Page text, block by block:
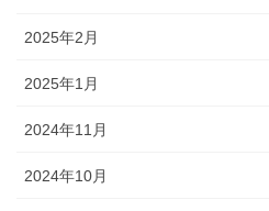
2025年2月
2025年1月
2024年11月
2024年10月